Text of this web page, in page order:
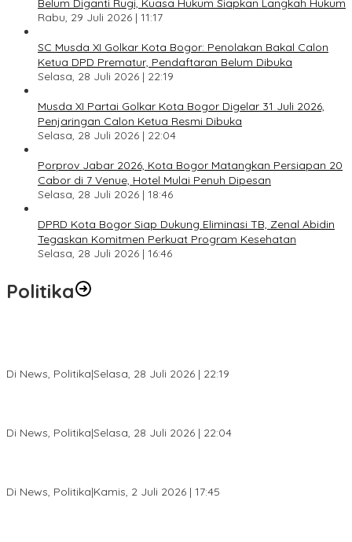
Belum Diganti Rugi, Kuasa Hukum Siapkan Langkah Hukum
Rabu, 29 Juli 2026 | 11:17
SC Musda XI Golkar Kota Bogor: Penolakan Bakal Calon
Ketua DPD Prematur, Pendaftaran Belum Dibuka
Selasa, 28 Juli 2026 | 22:19
Musda XI Partai Golkar Kota Bogor Digelar 31 Juli 2026,
Penjaringan Calon Ketua Resmi Dibuka
Selasa, 28 Juli 2026 | 22:04
Porprov Jabar 2026, Kota Bogor Matangkan Persiapan 20
Cabor di 7 Venue, Hotel Mulai Penuh Dipesan
Selasa, 28 Juli 2026 | 18:46
DPRD Kota Bogor Siap Dukung Eliminasi TB, Zenal Abidin
Tegaskan Komitmen Perkuat Program Kesehatan
Selasa, 28 Juli 2026 | 16:46
Politika
Di News, Politika|Selasa, 28 Juli 2026 | 22:19
Di News, Politika|Selasa, 28 Juli 2026 | 22:04
Di News, Politika|Kamis, 2 Juli 2026 | 17:45